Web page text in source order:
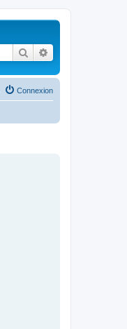
Rechercher
Connexion